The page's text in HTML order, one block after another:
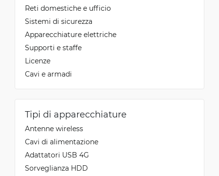
Reti domestiche e ufficio
Sistemi di sicurezza
Apparecchiature elettriche
Supporti e staffe
Licenze
Cavi e armadi
Tipi di apparecchiature
Antenne wireless
Cavi di alimentazione
Adattatori USB 4G
Sorveglianza HDD